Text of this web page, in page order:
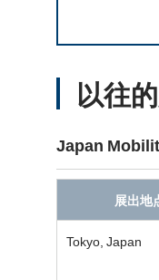
以往
Japan
展出地
Tokyo, Japan